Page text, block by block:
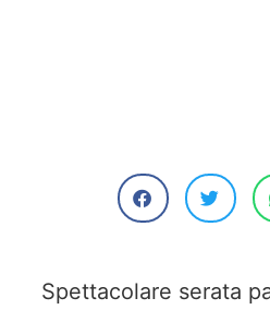
Spettacolare serata